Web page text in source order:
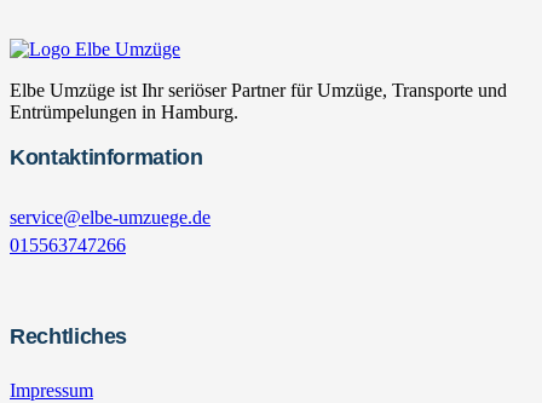
Elbe Umzüge ist Ihr seriöser Partner für Umzüge, Transporte und
Entrümpelungen in Hamburg.
Kontaktinformation
service@elbe-umzuege.de
015563747266
Rechtliches
Impressum